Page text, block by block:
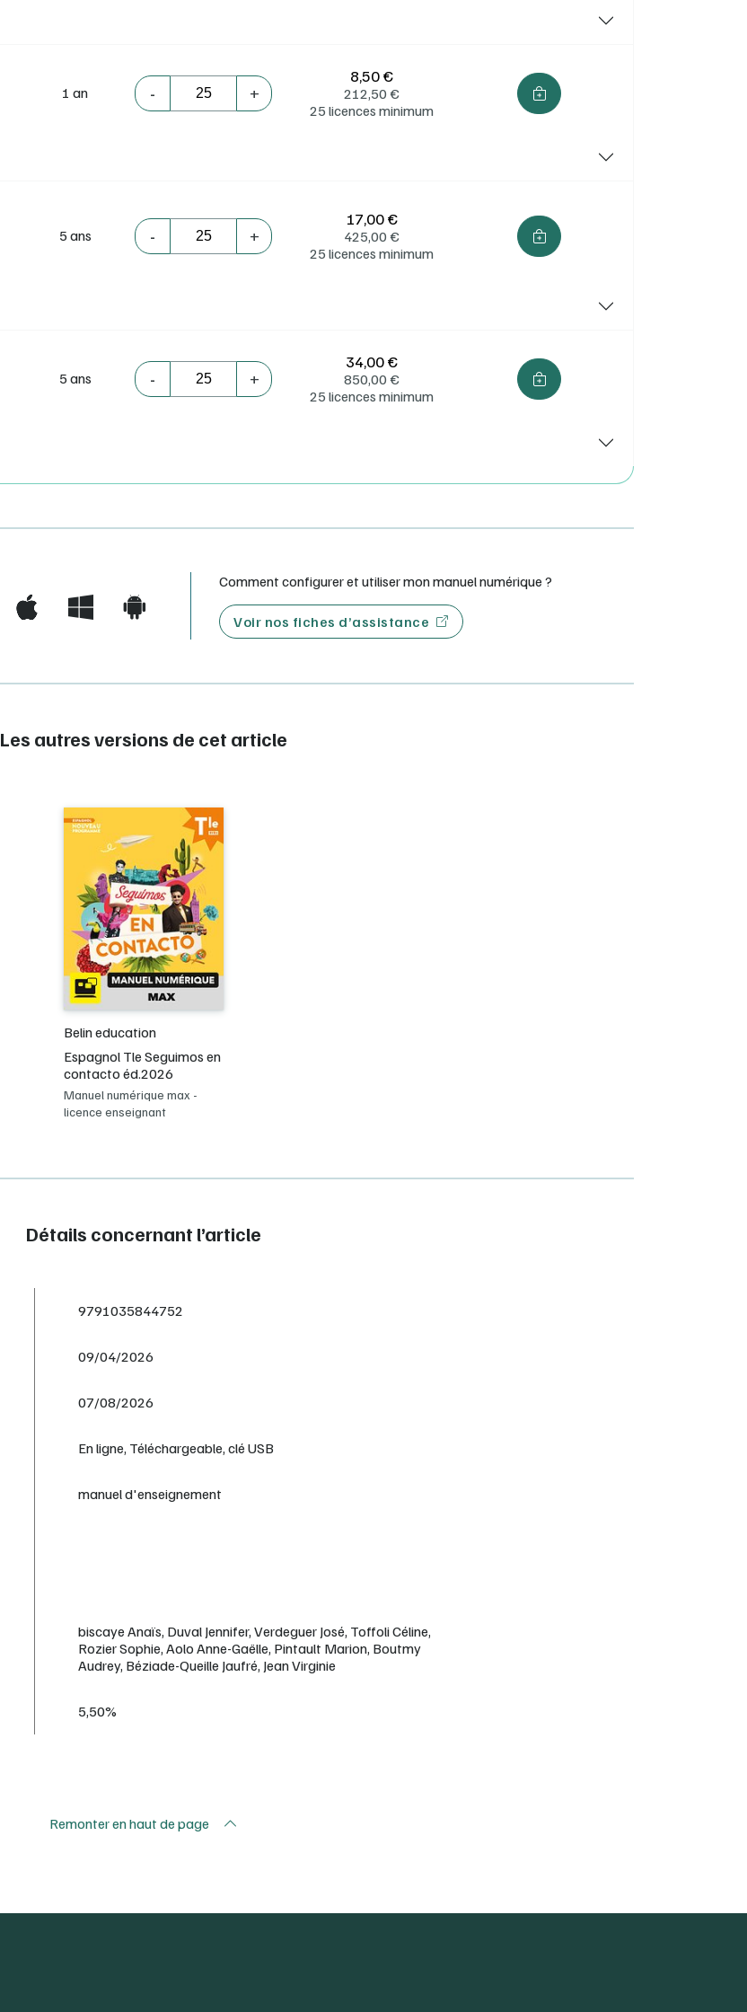
1 an - +
8,50 €
212,50 €
25 licences minimum
5 ans - +
17,00 €
425,00 €
25 licences minimum
5 ans - +
34,00 €
850,00 €
25 licences minimum
Comment configurer et utiliser mon manuel numérique ?
Voir nos fiches d’assistance
Les autres versions de cet article
Belin education
Espagnol Tle Seguimos en
contacto éd.2026
Manuel numérique max -
licence enseignant
Détails concernant l’article
9791035844752
09/04/2026
07/08/2026
En ligne, Téléchargeable, clé USB
manuel d'enseignement
biscaye Anaïs, Duval Jennifer, Verdeguer José, Toffoli Céline,
Rozier Sophie, Aolo Anne-Gaëlle, Pintault Marion, Boutmy
Audrey, Béziade-Queille Jaufré, Jean Virginie
5,50%
Remonter en haut de page